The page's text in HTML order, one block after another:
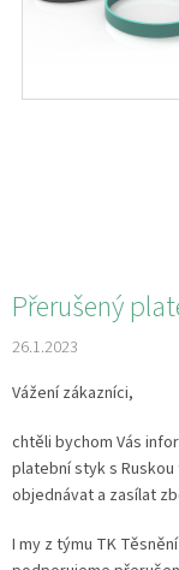
Přerušený
26.1.2023
Vážení zákazníci,
chtěli bychom Vás
platební styk s
objednávat a zasílat
I my z týmu TK